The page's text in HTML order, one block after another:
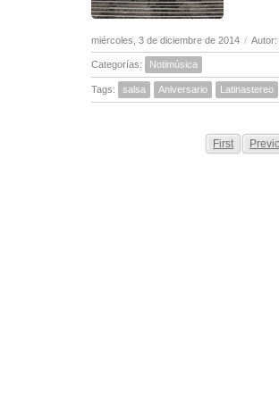
miércoles, 3 de diciembre de 2014 / Autor:
Categorías: Notimúsica
Tags: salsa Aniversario Latinastereo
First